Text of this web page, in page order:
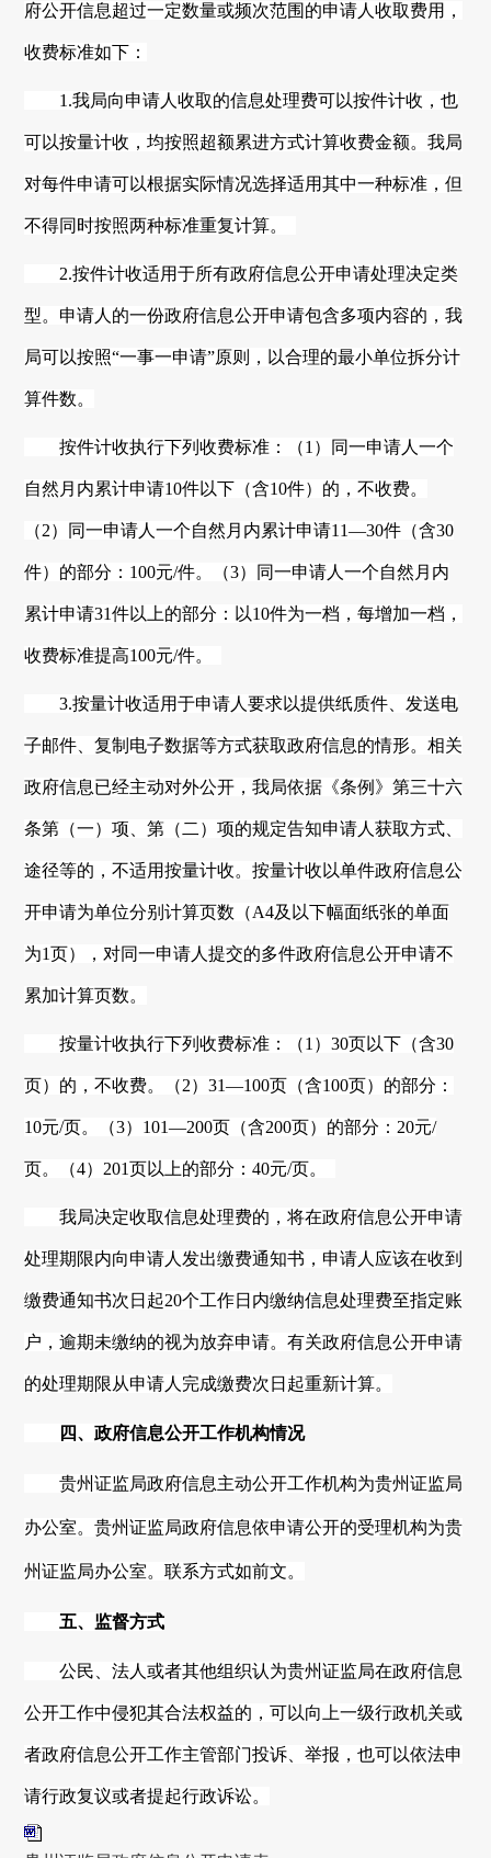
府公开信息超过一定数量或频次范围的申请人收取费用，
收费标准如下：
1.我局向申请人收取的信息处理费可以按件计收，也
可以按量计收，均按照超额累进方式计算收费金额。我局
对每件申请可以根据实际情况选择适用其中一种标准，但
不得同时按照两种标准重复计算。
2.按件计收适用于所有政府信息公开申请处理决定类
型。申请人的一份政府信息公开申请包含多项内容的，我
局可以按照“一事一申请”原则，以合理的最小单位拆分计
算件数。
按件计收执行下列收费标准：（1）同一申请人一个
自然月内累计申请10件以下（含10件）的，不收费。
（2）同一申请人一个自然月内累计申请11—30件（含30
件）的部分：100元/件。（3）同一申请人一个自然月内
累计申请31件以上的部分：以10件为一档，每增加一档，
收费标准提高100元/件。
3.按量计收适用于申请人要求以提供纸质件、发送电
子邮件、复制电子数据等方式获取政府信息的情形。相关
政府信息已经主动对外公开，我局依据《条例》第三十六
条第（一）项、第（二）项的规定告知申请人获取方式、
途径等的，不适用按量计收。按量计收以单件政府信息公
开申请为单位分别计算页数（A4及以下幅面纸张的单面
为1页），对同一申请人提交的多件政府信息公开申请不
累加计算页数。
按量计收执行下列收费标准：（1）30页以下（含30
页）的，不收费。（2）31—100页（含100页）的部分：
10元/页。（3）101—200页（含200页）的部分：20元/
页。（4）201页以上的部分：40元/页。
我局决定收取信息处理费的，将在政府信息公开申请
处理期限内向申请人发出缴费通知书，申请人应该在收到
缴费通知书次日起20个工作日内缴纳信息处理费至指定账
户，逾期未缴纳的视为放弃申请。有关政府信息公开申请
的处理期限从申请人完成缴费次日起重新计算。
四、政府信息公开工作机构情况
贵州证监局政府信息主动公开工作机构为贵州证监局
办公室。贵州证监局政府信息依申请公开的受理机构为贵
州证监局办公室。联系方式如前文。
五、监督方式
公民、法人或者其他组织认为贵州证监局在政府信息
公开工作中侵犯其合法权益的，可以向上一级行政机关或
者政府信息公开工作主管部门投诉、举报，也可以依法申
请行政复议或者提起行政诉讼。